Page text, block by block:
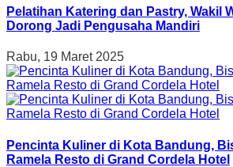
Pelatihan Katering dan Pastry, Wakil
Dorong Jadi Pengusaha Mandiri
Rabu, 19 Maret 2025
Pencinta Kuliner di Kota Bandung,
Ramela Resto di Grand Cordela Hotel